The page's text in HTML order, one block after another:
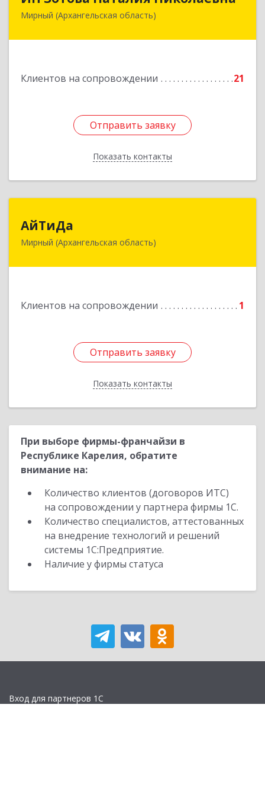
Мирный (Архангельская область)
Клиентов на сопровождении 21
Отправить заявку
Показать контакты
164170, г.Мирный, Архангельской обл.,
Отправить заявку
Назад
АйТиДа
Мирный (Архангельская область)
Клиентов на сопровождении 1
Отправить заявку
Показать контакты
164170, Архангельская обл, Мирный г,
Отправить заявку
Назад
При выборе фирмы-франчайзи в
Республике Карелия, обратите
внимание на:
Количество клиентов (договоров ИТС)
на сопровождении у партнера фирмы 1С.
Количество специалистов, аттестованных
на внедрение технологий и решений
системы 1С:Предприятие.
Наличие у фирмы статуса
Вход для партнеров 1С